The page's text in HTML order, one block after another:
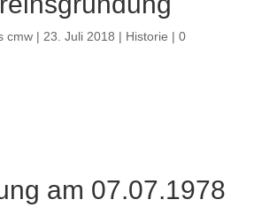
cmw| 23. Juli 2018 | Historie | 0
am 07.07.1978